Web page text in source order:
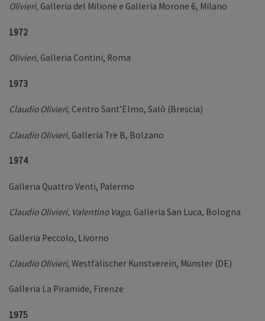
Olivieri, Galleria del Milione e Galleria Morone 6, Milano
1972
Olivieri, Galleria Contini, Roma
1973
Claudio Olivieri, Centro Sant’Elmo, Salò (Brescia)
Claudio Olivieri, Galleria Tre B, Bolzano
1974
Galleria Quattro Venti, Palermo
Claudio Olivieri, Valentino Vago, Galleria San Luca, Bologna
Galleria Peccolo, Livorno
Claudio Olivieri, Westfälischer Kunstverein, Münster (DE)
Galleria La Piramide, Firenze
1975